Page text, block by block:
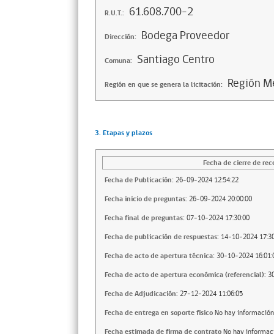
R.U.T.: 61.608.700-2
Dirección: Bodega Proveedor
Comuna: Santiago Centro
Región en que se genera la licitación: Región
3. Etapas y plazos
Fecha de cierre de
Fecha de Publicación: 26-09-2024 12:54:22
Fecha inicio de preguntas: 26-09-2024 20:00:00
Fecha final de preguntas: 07-10-2024 17:30:00
Fecha de publicación de respuestas: 14-10-2024
Fecha de acto de apertura técnica: 30-10-2024
Fecha de acto de apertura económica (referencial):
Fecha de Adjudicación: 27-12-2024 11:06:05
Fecha de entrega en soporte fisicoNo hay información
Fecha estimada de firma de contratoNo hay